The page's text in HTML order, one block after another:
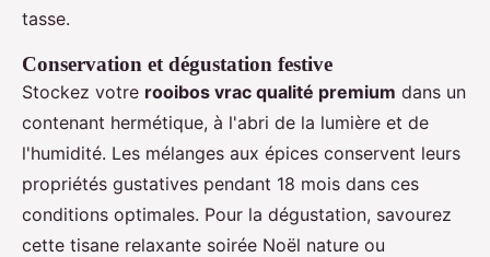
tasse.
Conservation et dégustation festive
Stockez votre rooibos vrac qualité premium dans un
contenant hermétique, à l'abri de la lumière et de
l'humidité. Les mélanges aux épices conservent leurs
propriétés gustatives pendant 18 mois dans ces
conditions optimales. Pour la dégustation, savourez
cette tisane relaxante soirée Noël nature ou